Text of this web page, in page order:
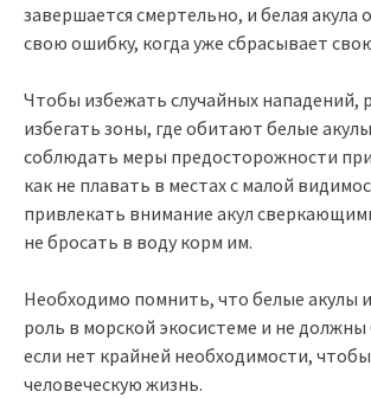
завершается смертельно, и белая акула
свою ошибку, когда уже сбрасывает
Чтобы избежать случайных нападений,
избегать зоны, где обитают белые
соблюдать меры предосторожности
как не плавать в местах с малой
привлекать внимание акул
не бросать в воду корм им.
Необходимо помнить, что белые акулы
роль в морской экосистеме и не
если нет крайней необходимости,
человеческую жизнь.